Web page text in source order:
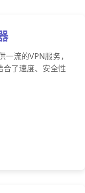
流的VPN服务，
了速度、安全性